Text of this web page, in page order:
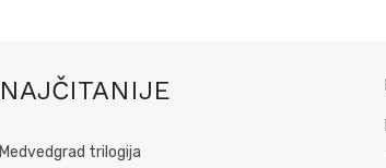
NAJČITANIJE
Medvedgrad trilogija